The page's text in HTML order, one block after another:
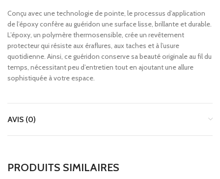
Conçu avec une technologie de pointe, le processus d’application
de l’époxy confère au guéridon une surface lisse, brillante et durable.
L’époxy, un polymère thermosensible, crée un revêtement
protecteur qui résiste aux éraflures, aux taches et à l’usure
quotidienne. Ainsi, ce guéridon conserve sa beauté originale au fil du
temps, nécessitant peu d’entretien tout en ajoutant une allure
sophistiquée à votre espace.
AVIS (0)
PRODUITS SIMILAIRES